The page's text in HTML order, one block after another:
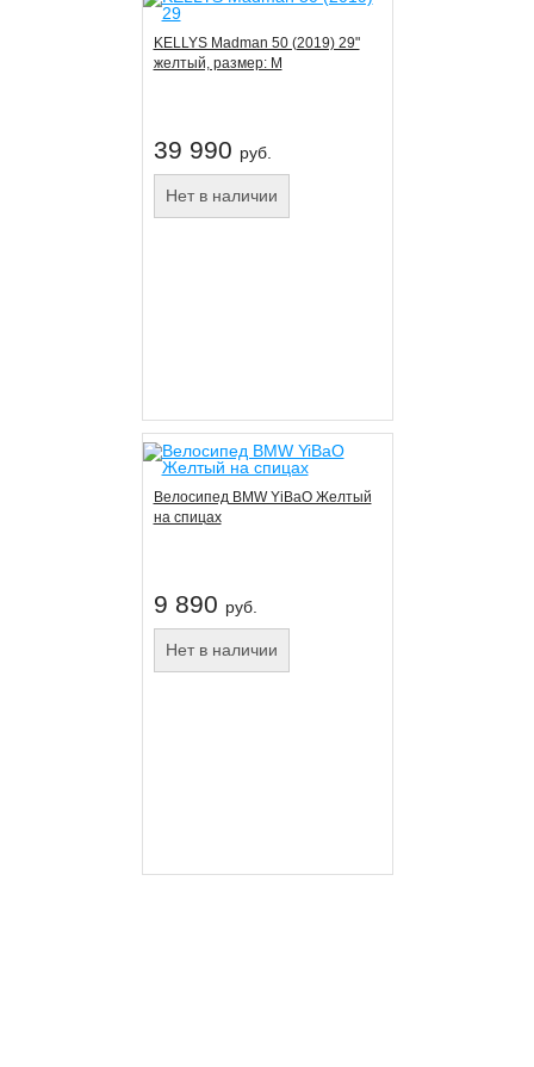
KELLYS Madman 50 (2019) 29"
желтый, размер: M
39 990 руб.
Нет в наличии
Велосипед BMW YiBaO Желтый
на спицах
9 890 руб.
Нет в наличии